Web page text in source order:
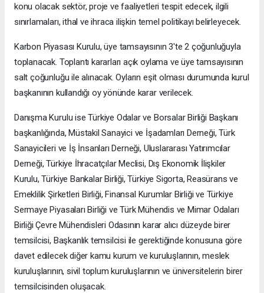
konu olacak sektör, proje ve faaliyetleri tespit edecek, ilgili
sınırlamaları, ithal ve ihraca ilişkin temel politikayı belirleyecek.
Karbon Piyasası Kurulu, üye tamsayısının 3'te 2 çoğunluğuyla
toplanacak. Toplantı kararları açık oylama ve üye tamsayısının
salt çoğunluğu ile alınacak. Oyların eşit olması durumunda kurul
başkanının kullandığı oy yönünde karar verilecek.
Danışma Kurulu ise Türkiye Odalar ve Borsalar Birliği Başkanı
başkanlığında, Müstakil Sanayici ve İşadamları Derneği, Türk
Sanayicileri ve İş İnsanları Derneği, Uluslararası Yatırımcılar
Derneği, Türkiye İhracatçılar Meclisi, Dış Ekonomik İlişkiler
Kurulu, Türkiye Bankalar Birliği, Türkiye Sigorta, Reasürans ve
Emeklilik Şirketleri Birliği, Finansal Kurumlar Birliği ve Türkiye
Sermaye Piyasaları Birliği ve Türk Mühendis ve Mimar Odaları
Birliği Çevre Mühendisleri Odasının karar alıcı düzeyde birer
temsilcisi, Başkanlık temsilcisi ile gerektiğinde konusuna göre
davet edilecek diğer kamu kurum ve kuruluşlarının, meslek
kuruluşlarının, sivil toplum kuruluşlarının ve üniversitelerin birer
temsilcisinden oluşacak.